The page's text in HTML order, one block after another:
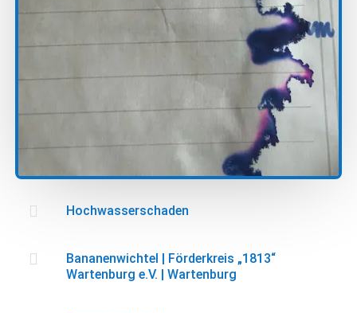
 Hochwasserschaden
 Bananenwichtel | Förderkreis „1813“
Wartenburg e.V. | Wartenburg